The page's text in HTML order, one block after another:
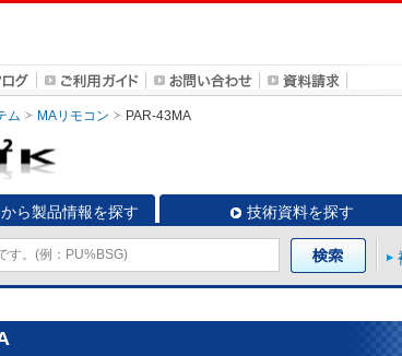
ム MAリモコン PAR-43MA
ら製品情報を探す 技術資料を探す